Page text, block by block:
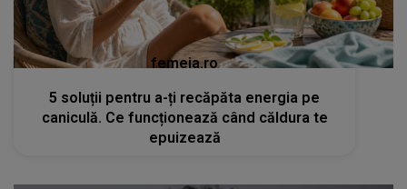
femeia.ro
5 soluții pentru a-ți recăpăta energia pe
caniculă. Ce funcționează când căldura te
epuizează